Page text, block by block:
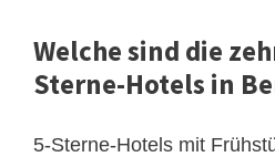
Welche sind die
Sterne-Hotels in
5-Sterne-Hotels mit